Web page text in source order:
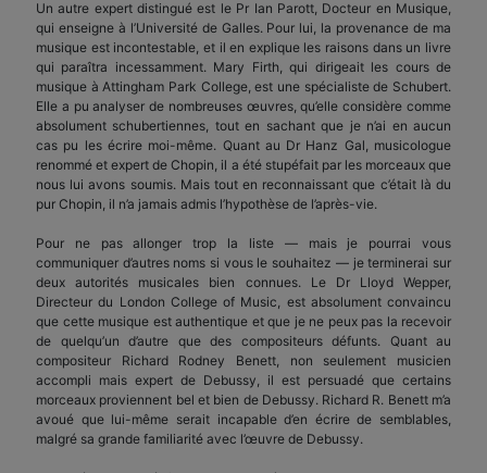
Un autre expert distingué est le Pr Ian Parott, Docteur en Musique,
qui enseigne à l’Université de Galles. Pour lui, la provenance de ma
musique est incontestable, et il en explique les raisons dans un livre
qui paraîtra incessamment. Mary Firth, qui dirigeait les cours de
musique à Attingham Park College, est une spécialiste de Schubert.
Elle a pu analyser de nombreuses œuvres, qu’elle considère comme
absolument schubertiennes, tout en sachant que je n’ai en aucun
cas pu les écrire moi-même. Quant au Dr Hanz Gal, musicologue
renommé et expert de Chopin, il a été stupéfait par les morceaux que
nous lui avons soumis. Mais tout en reconnaissant que c’était là du
pur Chopin, il n’a jamais admis l’hypothèse de l’après-vie.
Pour ne pas allonger trop la liste — mais je pourrai vous
communiquer d’autres noms si vous le souhaitez — je terminerai sur
deux autorités musicales bien connues. Le Dr Lloyd Wepper,
Directeur du London College of Music, est absolument convaincu
que cette musique est authentique et que je ne peux pas la recevoir
de quelqu’un d’autre que des compositeurs défunts. Quant au
compositeur Richard Rodney Benett, non seulement musicien
accompli mais expert de Debussy, il est persuadé que certains
morceaux proviennent bel et bien de Debussy. Richard R. Benett m’a
avoué que lui-même serait incapable d’en écrire de semblables,
malgré sa grande familiarité avec l’œuvre de Debussy.